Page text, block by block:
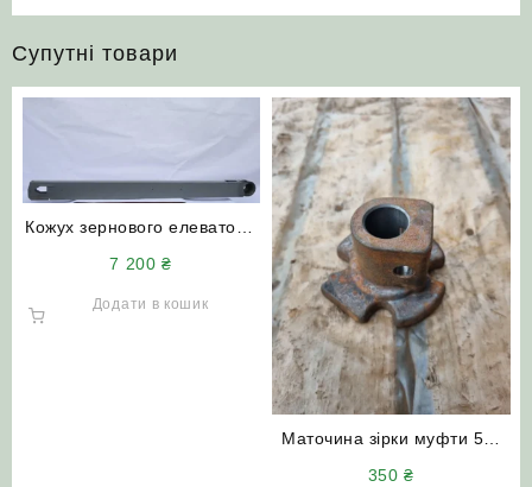
Супутні товари
Кожух зернового елеватора
7 200₴
Додати в кошик
Маточина зірки муфти 54-
350₴